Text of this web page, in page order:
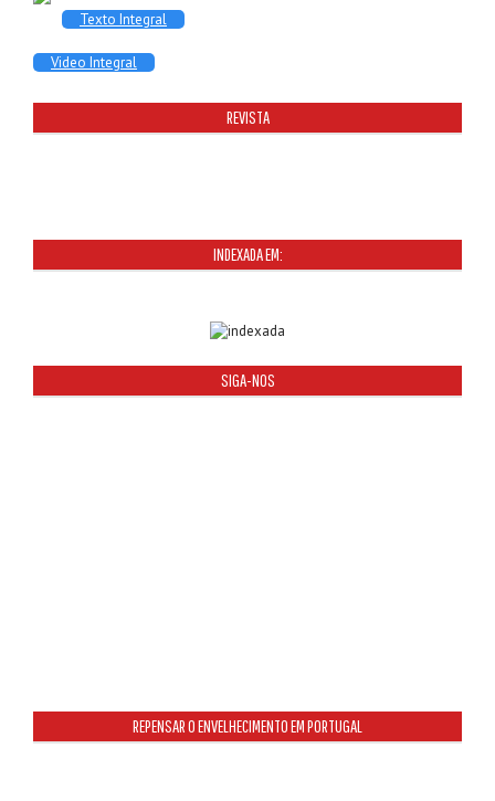
Texto Integral
Video Integral
REVISTA
INDEXADA EM:
SIGA-NOS
REPENSAR O ENVELHECIMENTO EM PORTUGAL